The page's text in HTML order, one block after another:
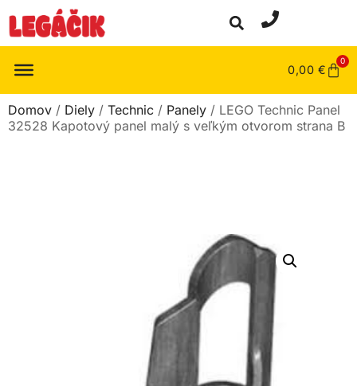
0,00 €
0
Domov / Diely / Technic / Panely / LEGO Technic Panel
32528 Kapotový panel malý s veľkým otvorom strana B